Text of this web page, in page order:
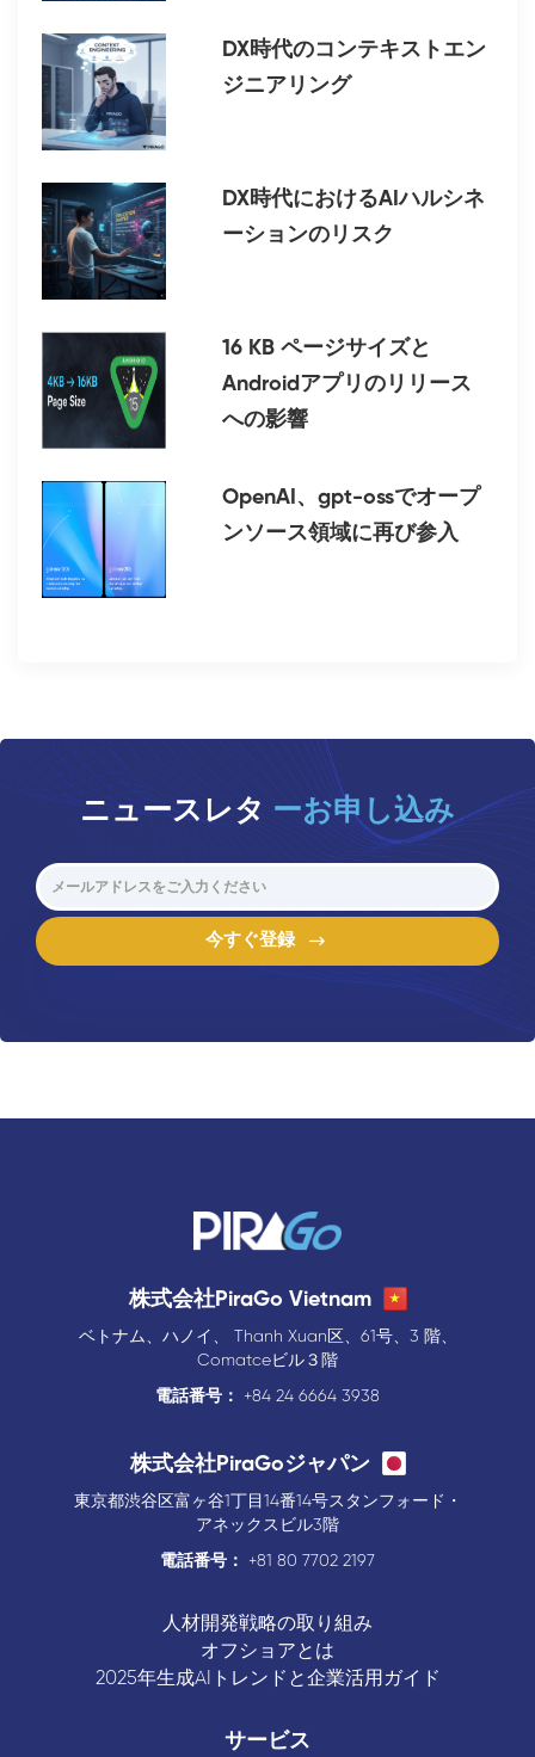
DX時代のコンテキストエン
ジニアリング
DX時代におけるAIハルシネ
ーションのリスク
16 KB ページサイズと
Androidアプリのリリース
への影響
OpenAI、gpt-ossでオープ
ンソース領域に再び参入
ニュースレタ ーお申し込み
株式会社PiraGo Vietnam
ベトナム、ハノイ、 Thanh Xuan区、61号、3 階、
Comatceビル３階
電話番号：
+84 24 6664 3938
株式会社PiraGoジャパン
東京都渋谷区富ヶ谷1丁目14番14号スタンフォード・
アネックスビル3階
電話番号：
+81 80 7702 2197
人材開発戦略の取り組み
オフショアとは
2025年生成AIトレンドと企業活用ガイド
サービス